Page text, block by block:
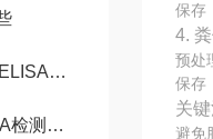
盒原理
作原理
保存
4.
预处
保存
关
避免